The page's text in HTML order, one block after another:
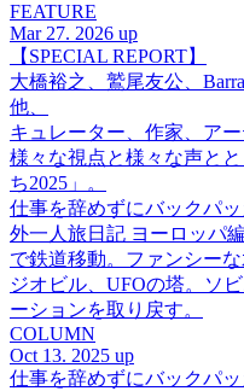
FEATURE
Mar 27. 2026 up
【SPECIAL REPORT】
大橋裕之、鷲尾友公、
他、
キュレーター、作家、ア
様々な視点と様々な声と
ち2025」。
仕事を辞めずにバックパ
外一人旅日記 ヨーロッパ
で鉄道移動。ファンシー
ジオビル、UFOの塔。ソ
ーションを取り戻す。
COLUMN
Oct 13. 2025 up
仕事を辞めずにバックパ